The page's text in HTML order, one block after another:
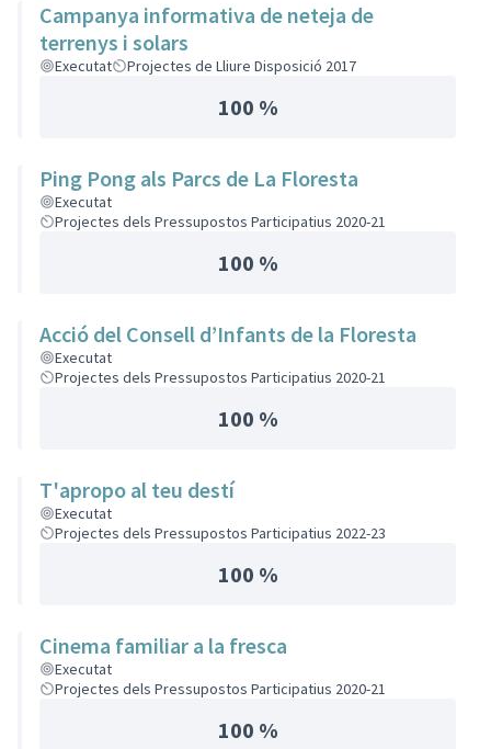
Campanya informativa de neteja de
terrenys i solars
Executat Projectes de Lliure Disposició 2017
100 %
Ping Pong als Parcs de La Floresta
Executat
Projectes dels Pressupostos Participatius 2020-21
100 %
Acció del Consell d’Infants de la Floresta
Executat
Projectes dels Pressupostos Participatius 2020-21
100 %
T'apropo al teu destí
Executat
Projectes dels Pressupostos Participatius 2022-23
100 %
Cinema familiar a la fresca
Executat
Projectes dels Pressupostos Participatius 2020-21
100 %